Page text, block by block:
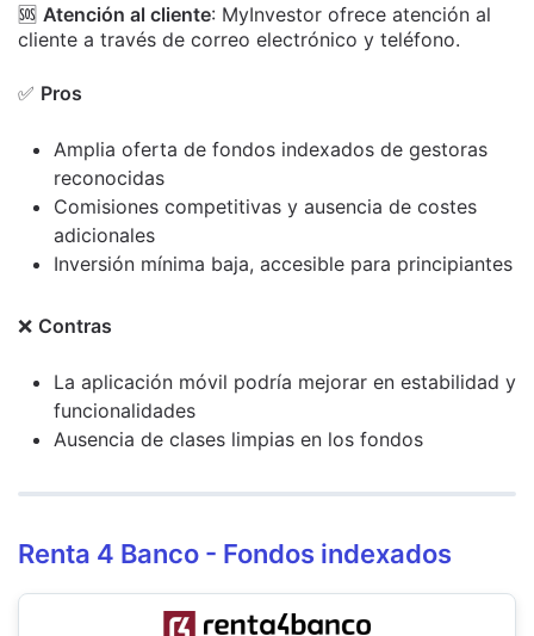
🆘 Atención al cliente: MyInvestor ofrece atención al
cliente a través de correo electrónico y teléfono.
✅ Pros
Amplia oferta de fondos indexados de gestoras
reconocidas
Comisiones competitivas y ausencia de costes
adicionales
Inversión mínima baja, accesible para principiantes
❌ Contras
La aplicación móvil podría mejorar en estabilidad y
funcionalidades
Ausencia de clases limpias en los fondos
Renta 4 Banco - Fondos indexados